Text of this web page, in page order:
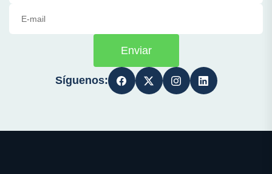
Enviar
Síguenos: